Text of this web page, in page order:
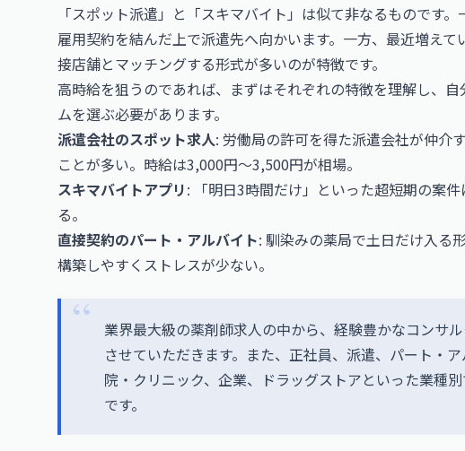
「スポット派遣」と「スキマバイト」は似て非なるものです
雇用契約を結んだ上で派遣先へ向かいます。一方、最近増え
接店舗とマッチングする形式が多いのが特徴です。
高時給を狙うのであれば、まずはそれぞれの特徴を理解し、
ムを選ぶ必要があります。
派遣会社のスポット求人: 労働局の許可を得た派遣会社が仲介
ことが多い。時給は3,000円〜3,500円が相場。
スキマバイトアプリ: 「明日3時間だけ」といった超短期の案
る。
直接契約のパート・アルバイト: 馴染みの薬局で土日だけ入る
構築しやすくストレスが少ない。
業界最大級の薬剤師求人の中から、経験豊かなコンサ
させていただきます。また、正社員、派遣、パート・
院・クリニック、企業、ドラッグストアといった業種
です。